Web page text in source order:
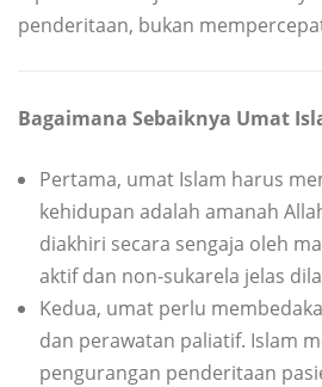
penderitaan, bukan
Bagaimana Sebaiknya Umat
Pertama, umat Islam harus
kehidupan adalah amanah
diakhiri secara sengaja oleh
aktif dan non-sukarela jelas
Kedua, umat perlu
dan perawatan paliatif. Islam
pengurangan penderitaan